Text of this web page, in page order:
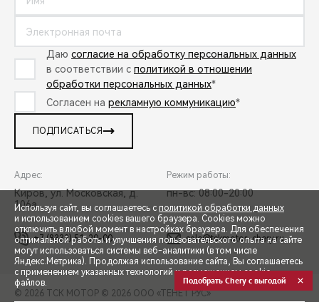
СПЕЦПРЕДЛОЖЕНИЯ
ЗАПИСЬ НА ТЕСТ-ДРАЙВ
Даю согласие на обработку персональных данных
в соответствии с политикой в отношении
обработки персональных данных*
Согласен на рекламную коммуникацию*
ПОДПИСАТЬСЯ
Адрес:
Киров, ул. Московская, д.
106а
Режим работы:
пн-вс: 08:00-20:00
+7 (8332) 51-20-00 sale@tskmotor-chery.ru
© 2026 ТСК МОТОР © 2026 ООО «ТЕНЕТ РУС»
Используя сайт, вы соглашаетесь с политикой обработки данных
и использованием cookies вашего браузера. Cookies можно
отключить в любой момент в настройках браузера. Для обеспечения
оптимальной работы и улучшения пользовательского опыта на сайте
могут использоваться системы веб-аналитики (в том числе
Яндекс.Метрика). Продолжая использование сайта, Вы соглашаетесь
с применением указанных технологий и размещением cookie-
файлов.
Подобрать Chery с выгодой